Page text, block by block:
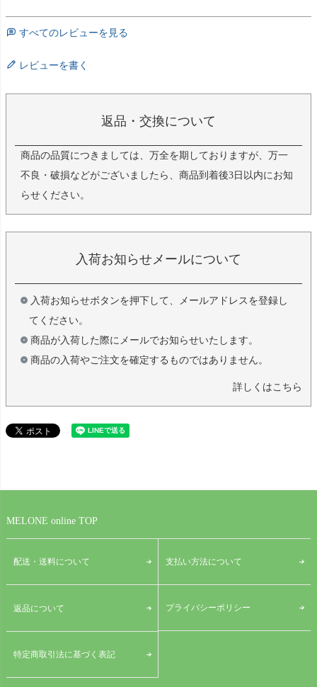
すべてのレビューを見る
レビューを書く
返品・交換について
商品の品質につきましては、万全を期しておりますが、万一
不良・破損などがございましたら、商品到着後3日以内にお知
らせください。
入荷お知らせメールについて
入荷お知らせボタンを押下して、メールアドレスを登録し
てください。
商品が入荷した際にメールでお知らせいたします。
商品の入荷やご注文を確定するものではありません。
詳しくはこちら
MELONE online TOP
配送・送料について 支払い方法について
返品について プライバシーポリシー
特定商取引法に基づく表記